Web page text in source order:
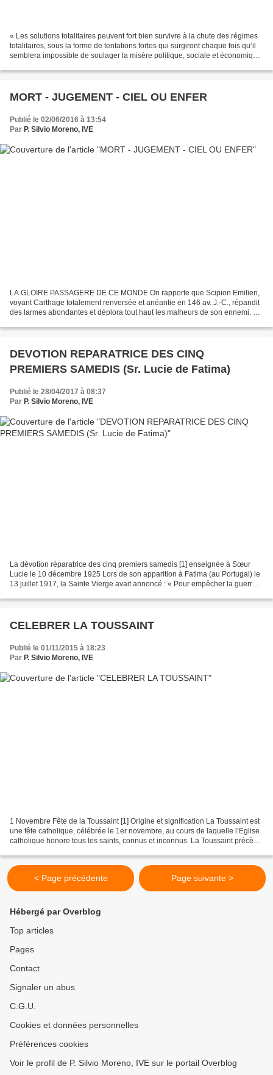
« Les solutions totalitaires peuvent fort bien survivre à la chute des régimes
totalitaires, sous la forme de tentations fortes qui surgiront chaque fois qu’il
semblera impossible de soulager la misère politique, sociale et économique
MORT - JUGEMENT - CIEL OU ENFER
Publié le 02/06/2016 à 13:54
Par P. Silvio Moreno, IVE
LA GLOIRE PASSAGERE DE CE MONDE On rapporte que Scipion Emilien,
voyant Carthage totalement renversée et anéantie en 146 av. J.-C., répandit
des larmes abondantes et déplora tout haut les malheurs de son ennemi. En
DEVOTION REPARATRICE DES CINQ
PREMIERS SAMEDIS (Sr. Lucie de Fatima)
Publié le 28/04/2017 à 08:37
Par P. Silvio Moreno, IVE
La dévotion réparatrice des cinq premiers samedis [1] enseignée à Sœur
Lucie le 10 décembre 1925 Lors de son apparition à Fatima (au Portugal) le
13 juillet 1917, la Sainte Vierge avait annoncé : « Pour empêcher la guerre
CELEBRER LA TOUSSAINT
Publié le 01/11/2015 à 18:23
Par P. Silvio Moreno, IVE
1 Novembre Fête de la Toussaint [1] Origine et signification La Toussaint est
une fête catholique, célébrée le 1er novembre, au cours de laquelle l’Eglise
catholique honore tous les saints, connus et inconnus. La Toussaint précède
< Page précédente Page suivante >
Hébergé par Overblog
Top articles
Pages
Contact
Signaler un abus
C.G.U.
Cookies et données personnelles
Préférences cookies
Voir le profil de P. Silvio Moreno, IVE sur le portail Overblog